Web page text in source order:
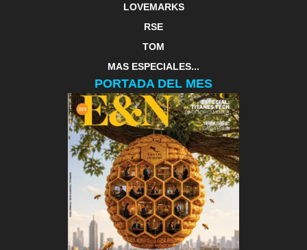
LOVEMARKS
RSE
TOM
MAS ESPECIALES...
PORTADA DEL MES